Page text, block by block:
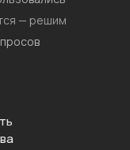
— решим